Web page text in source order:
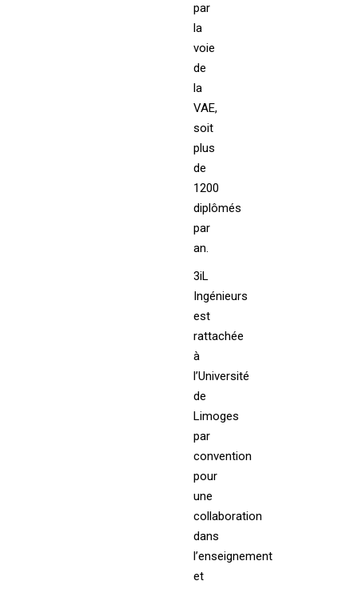
par
la
voie
de
la
VAE,
soit
plus
de
1200
diplômés
par
an.
3iL
Ingénieurs
est
rattachée
à
l’Université
de
Limoges
par
convention
pour
une
collaboration
dans
l’enseignement
et